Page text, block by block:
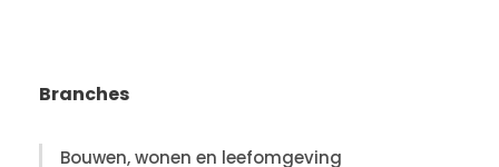
Branches
Bouwen, wonen en leefomgeving